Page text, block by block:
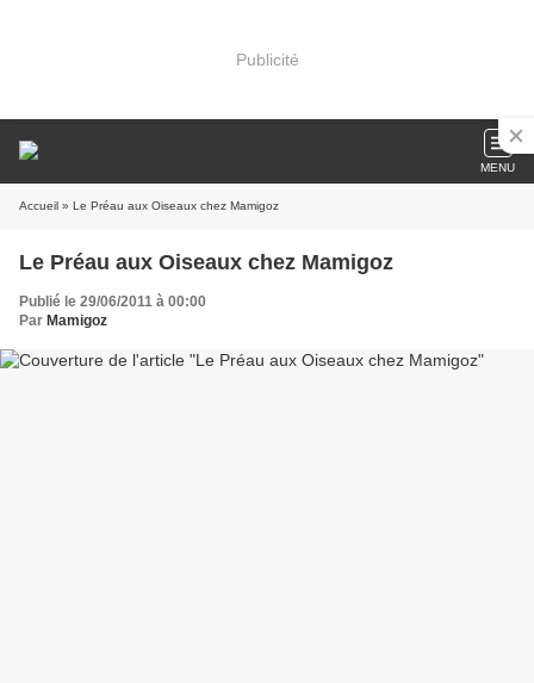
Publicité
MENU
Accueil » Le Préau aux Oiseaux chez Mamigoz
Le Préau aux Oiseaux chez Mamigoz
Publié le 29/06/2011 à 00:00
Par Mamigoz